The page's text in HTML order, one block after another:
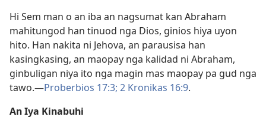
Hi Sem man o an iba an nagsumat kan Abraham
mahitungod han tinuod nga Dios, ginios hiya uyon
hito. Han nakita ni Jehova, an parausisa han
kasingkasing, an maopay nga kalidad ni Abraham,
ginbuligan niya ito nga magin mas maopay pa gud nga
tawo.—Proberbios 17:3; 2 Kronikas 16:9.
An Iya Kinabuhi